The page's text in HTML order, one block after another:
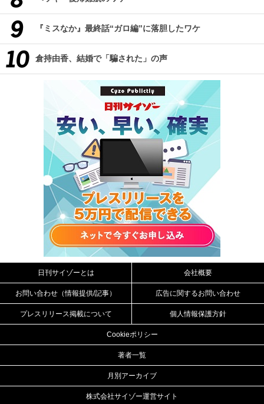
『ミスなか』最終話“ガロ編”に落胆したワケ
倉持由香、結婚で「騙された」の声
日刊サイゾーとは 会社概要
お問い合わせ（情報提供/記事） 広告に関するお問い合わせ
プレスリリース掲載について 個人情報保護方針
Cookieポリシー
著者一覧
月別アーカイブ
株式会社サイゾー運営サイト